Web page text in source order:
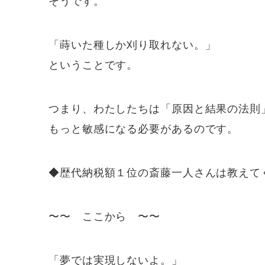
「蒔いた種しか刈り取れない。」
ということです。
つまり、わたしたちは「原因と結果の法則
もっと敏感になる必要があるのです。
◆歴代納税額１位の斎藤一人さんは教えて
〜〜 ここから 〜〜
「夢では実現しないよ。」